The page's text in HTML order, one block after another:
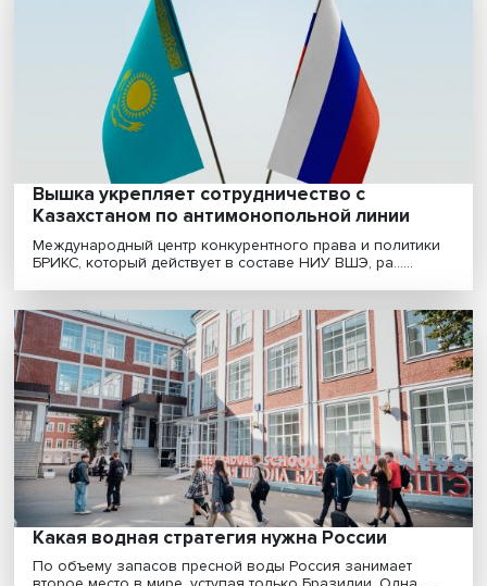
«Таблетка от всего»: как в северной
обсуждают экономические и другие
проблемы России и мира
Зеленые технологии, креативные индустрии,
нейроинженерию, занятость и право на частную
ци......
Вышка укрепляет сотрудничество с
Казахстаном по антимонопольной линии